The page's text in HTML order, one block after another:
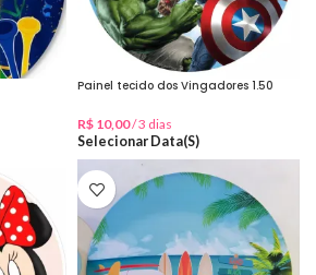
Painel tecido dos Vingadores 1.50
R$ 10,00/ 3 dias
Selecionar Data(s)